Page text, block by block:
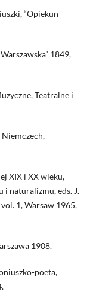
“Opiekun
1849,
Teatralne i
XIX i XX wieku,
i naturalizmu, eds. J.
1, Warsaw 1965,
1908.
poeta,